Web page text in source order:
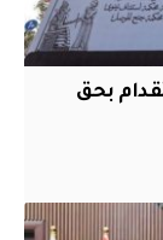
واستقدام بحق